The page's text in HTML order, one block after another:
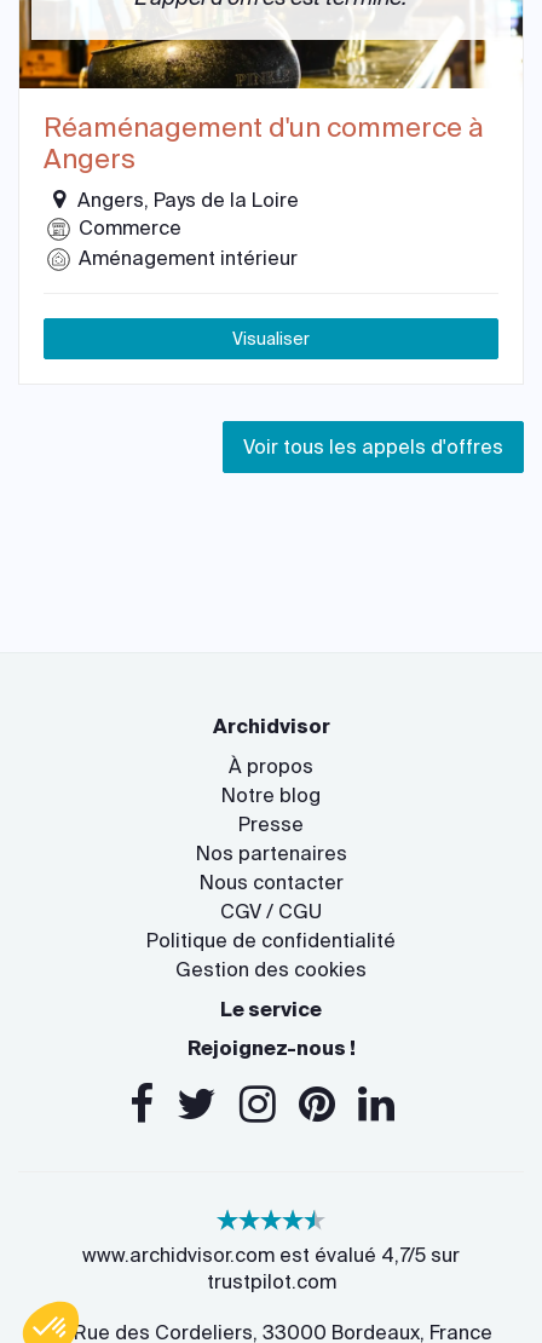
Réaménagement d'un commerce à
Angers
Angers, Pays de la Loire
Commerce
Aménagement intérieur
Visualiser
Voir tous les appels d'offres
Archidvisor
À propos
Notre blog
Presse
Nos partenaires
Nous contacter
CGV / CGU
Politique de confidentialité
Gestion des cookies
Le service
Rejoignez-nous !
www.archidvisor.com est évalué 4,7/5 sur
trustpilot.com
13 Rue des Cordeliers, 33000 Bordeaux, France